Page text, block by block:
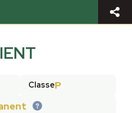
ClasseP